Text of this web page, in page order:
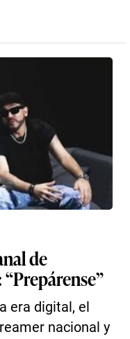
de
era digital, el
nacional y